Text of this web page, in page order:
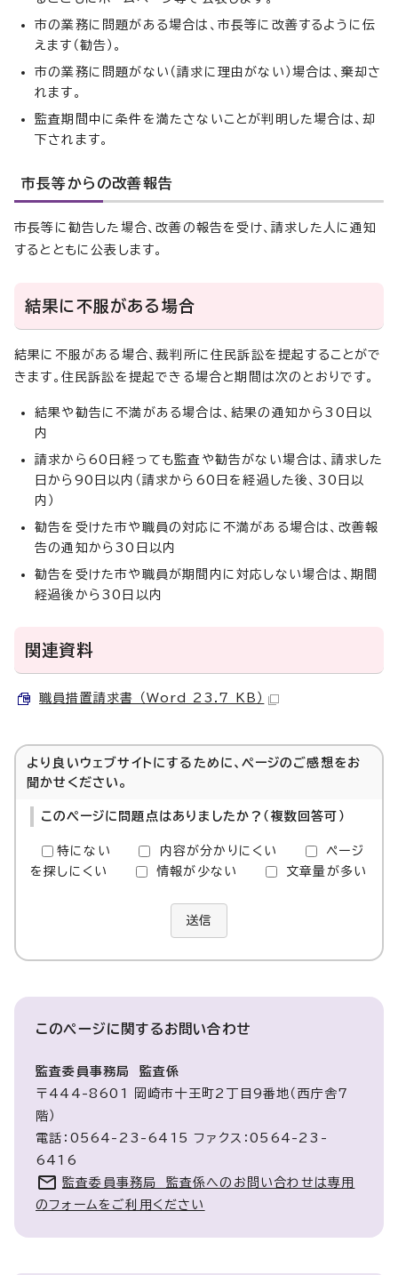
市の業務に問題がある場合は、市長等に改善するように伝
えます（勧告）。
市の業務に問題がない（請求に理由がない）場合は、棄却さ
れます。
監査期間中に条件を満たさないことが判明した場合は、却
下されます。
市長等からの改善報告
市長等に勧告した場合、改善の報告を受け、請求した人に通知
するとともに公表します。
結果に不服がある場合
結果に不服がある場合、裁判所に住民訴訟を提起することがで
きます。住民訴訟を提起できる場合と期間は次のとおりです。
結果や勧告に不満がある場合は、結果の通知から30日以
内
請求から60日経っても監査や勧告がない場合は、請求した
日から90日以内（請求から60日を経過した後、30日以
内）
勧告を受けた市や職員の対応に不満がある場合は、改善報
告の通知から30日以内
勧告を受けた市や職員が期間内に対応しない場合は、期間
経過後から30日以内
関連資料
職員措置請求書 （Word 23.7 KB）
より良いウェブサイトにするために、ページのご感想をお
聞かせください。
このページに問題点はありましたか？（複数回答可）
特にない 内容が分かりにくい
ページ
を探しにくい
情報が少ない 文章量が多い
送信
このページに関するお問い合わせ
監査委員事務局 監査係
〒444-8601 岡崎市十王町2丁目9番地（西庁舎7
階）
電話：0564-23-6415 ファクス：0564-23-
6416
監査委員事務局 監査係へのお問い合わせは専用
のフォームをご利用ください